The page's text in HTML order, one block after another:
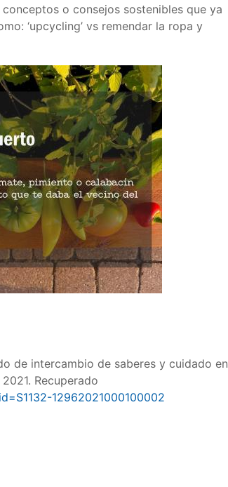
o consejos sostenibles que ya
‘upcycling’ vs remendar la ropa y
de intercambio de saberes y cuidado en
Recuperado
12962021000100002